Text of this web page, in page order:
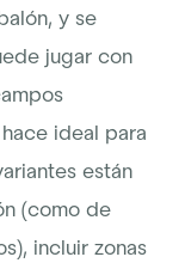
y se
jugar con
ideal para
están
(como de
incluir zonas